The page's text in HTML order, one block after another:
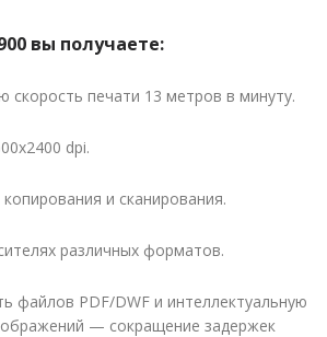
вы получаете:
скорость печати 13 метров в минуту.
dpi.
и сканирования.
различных форматов.
файлов PDF/DWF и интеллектуальную
— сокращение задержек